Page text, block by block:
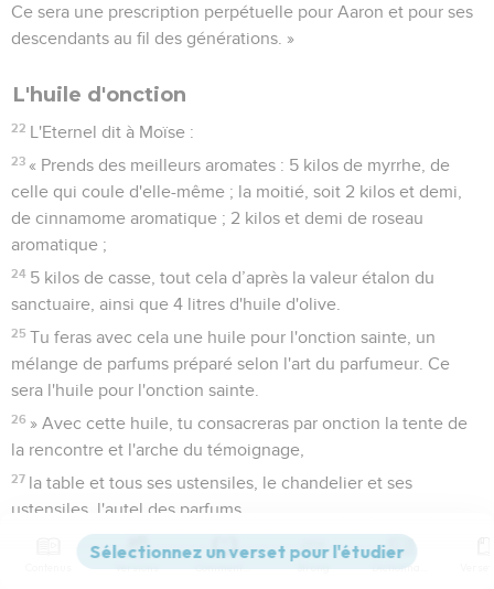
Ce sera une prescription perpétuelle pour Aaron et pour ses
descendants au fil des générations. »
L'huile d'onction
22 L'Eternel dit à Moïse :
23 « Prends des meilleurs aromates : 5 kilos de myrrhe, de
celle qui coule d'elle-même ; la moitié, soit 2 kilos et demi,
de cinnamome aromatique ; 2 kilos et demi de roseau
aromatique ;
24 5 kilos de casse, tout cela d’après la valeur étalon du
sanctuaire, ainsi que 4 litres d'huile d'olive.
25 Tu feras avec cela une huile pour l'onction sainte, un
mélange de parfums préparé selon l'art du parfumeur. Ce
sera l'huile pour l'onction sainte.
26 » Avec cette huile, tu consacreras par onction la tente de
la rencontre et l'arche du témoignage,
27 la table et tous ses ustensiles, le chandelier et ses
ustensiles, l'autel des parfums,
l'autel des holocaustes et tous ses ustensiles ainsi que la
cuve avec sa base.
Versions Commentaires Strong